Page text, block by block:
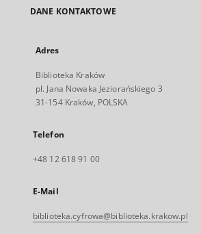
DANE KONTAKTOWE
Adres
Biblioteka Kraków
pl. Jana Nowaka Jeziorańskiego 3
31-154 Kraków, POLSKA
Telefon
+48 12 618 91 00
E-Mail
biblioteka.cyfrowa@biblioteka.krakow.pl